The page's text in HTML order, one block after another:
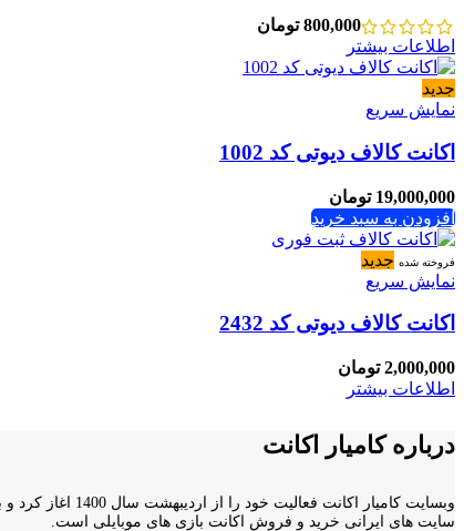
800,000 تومان
اطلاعات بیشتر
جدید
نمایش سریع
اکانت کالاف دیوتی کد 1002
19,000,000 تومان
افزودن به سبد خرید
فروخته شده جدید
نمایش سریع
اکانت کالاف دیوتی کد 2432
2,000,000 تومان
اطلاعات بیشتر
درباره کامیار اکانت
سایت های ایرانی خرید و فروش اکانت بازی های موبایلی است.